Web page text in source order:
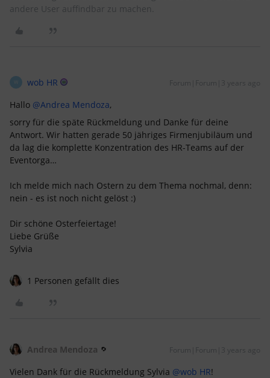
andere User auffindbar zu machen.
W wob HR Forum|Forum|3 years ago
Hallo @Andrea Mendoza,
sorry für die späte Rückmeldung und Danke für deine
Antwort. Wir hatten gerade 50 jähriges Firmenjubiläum und
da lag die komplette Konzentration des HR-Teams auf der
Eventorga…
Ich melde mich nach Ostern zu dem Thema nochmal, denn:
nein - es ist noch nicht gelöst :)
Dir schöne Osterfeiertage!
Liebe Grüße
Sylvia
1 Personen gefällt dies
Andrea Mendoza Forum|Forum|3 years ago
Vielen Dank für die Rückmeldung Sylvia @wob HR!